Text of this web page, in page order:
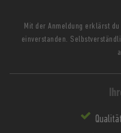
Mit der Anmeldung erklärst
einverstanden.